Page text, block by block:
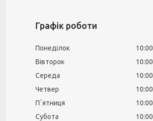
Графік роботи
Понеділок 10:00
Вівторок
10:00
Середа
10:00
Четвер
10:00
Пʼятниця
10:00
Субота
10:00